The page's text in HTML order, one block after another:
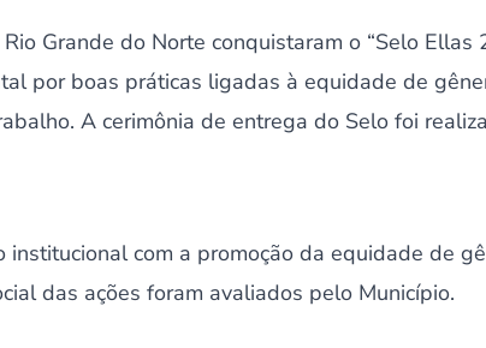
Grande do Norte conquistaram o “Selo Ellas
por boas práticas ligadas à equidade de
A cerimônia de entrega do Selo foi
institucional com a promoção da equidade de
das ações foram avaliados pelo Município.